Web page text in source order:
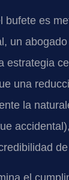
bufete es
un
estrategia
una
la
el